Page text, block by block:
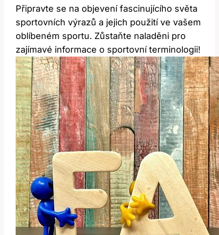
Připravte se na objevení fascinujícího světa
sportovních výrazů a jejich použití ve vašem
oblíbeném sportu. Zůstaňte naladěni pro
zajímavé informace o sportovní terminologii!